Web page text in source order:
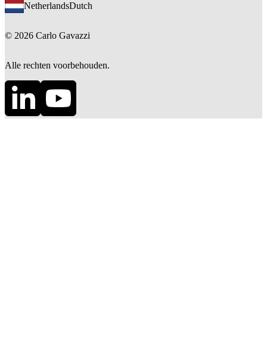
NetherlandsDutch
© 2026 Carlo Gavazzi
Alle rechten voorbehouden.